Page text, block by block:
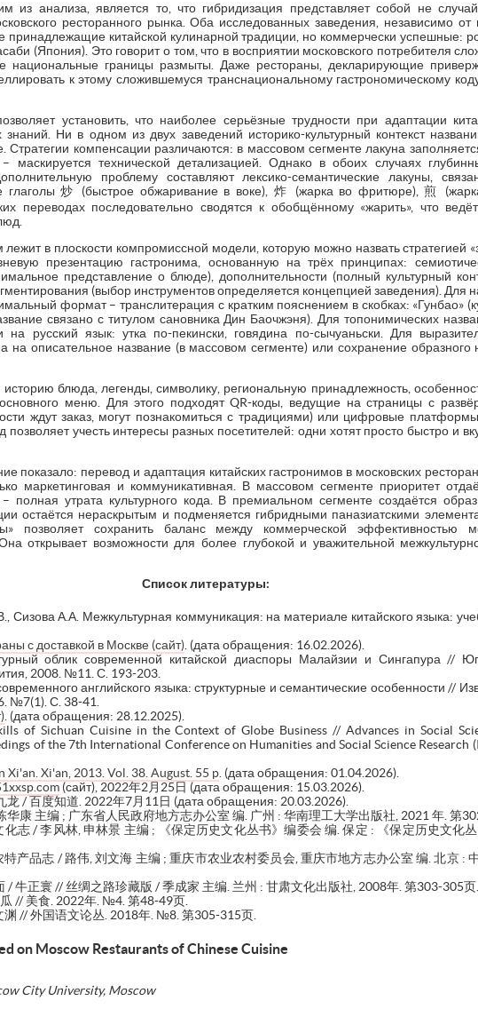
анализа, является то, что гибридизация представляет собой не
ресторанного рынка. Оба исследованных заведения, независимо от
китайской кулинарной традиции, но коммерчески успешные:
(Япония). Это говорит о том, что в восприятии московского потребителя
национальные границы размыты. Даже рестораны, декларирующие
к этому сложившемуся транснациональному гастрономическому
установить, что наиболее серьёзные трудности при адаптации
Ни в одном из двух заведений историко-культурный контекст
компенсации различаются: в массовом сегменте лакуна
маскируется технической детализацией. Однако в обоих случаях
проблему составляют лексико-семантические лакуны,
глаголы 炒 (быстрое обжаривание в воке), 炸 (жарка во фритюре), 煎
переводах последовательно сводятся к обобщённому «жарить», что
в плоскости компромиссной модели, которую можно назвать стратегией
презентацию гастронима, основанную на трёх принципах:
представление о блюде), дополнительности (полный культурный
(выбор инструментов определяется концепцией заведения). Для
формат – транслитерация с кратким пояснением в скобках: «Гунбао»
связано с титулом сановника Дин Баочжэня). Для топонимических
русский язык: утка по-пекински, говядина по-сычуаньски. Для
на описательное название (в массовом сегменте) или сохранение образного
историю блюда, легенды, символику, региональную принадлежность,
меню. Для этого подходят QR-коды, ведущие на страницы с
ждут заказ, могут познакомиться с традициями) или цифровые
учесть интересы разных посетителей: одни хотят просто быстро и
показало: перевод и адаптация китайских гастронимов в московских
маркетинговая и коммуникативная. В массовом сегменте приоритет
– полная утрата культурного кода. В премиальном сегменте создаётся
остаётся нераскрытым и подменяется гибридными паназиатскими
позволяет сохранить баланс между коммерческой эффективностью
открывает возможности для более глубокой и уважительной
Список литературы:
Сизова А.А. Межкультурная коммуникация: на материале китайского языка:
с доставкой в Москве (сайт). (дата обращения: 16.02.2026).
облик современной китайской диаспоры Малайзии и Сингапура //
2008. №11. С. 193-203.
английского языка: структурные и семантические особенности //
№7(1). С. 38-41.
. (дата обращения: 28.12.2025).
of Sichuan Cuisine in the Context of Globe Business // Advances in Social
of the 7th International Conference on Humanities and Social Science Research
Xi'an. Xi'an, 2013. Vol. 38. August. 55 p. (дата обращения: 01.04.2026).
(сайт), 2022年2月25日 (дата обращения: 15.03.2026).
/ 百度知道. 2022年7月11日 (дата обращения: 20.03.2026).
华康 主编 ; 广东省人民政府地方志办公室 编. 广州 : 华南理工大学出版社, 2021 年. 第
志 / 李风林, 申林景 主编 ; 《保定历史文化丛书》编委会 编. 保定 : 《保定历史文化
产品志 / 路伟, 刘文海 主编 ; 重庆市农业农村委员会, 重庆市地方志办公室 编. 北京 :
/ 牛正寰 // 丝绸之路珍藏版 / 季成家 主编. 兰州 : 甘肃文化出版社, 2008年. 第303-305页.
// 美食. 2022年. №4. 第48-49页.
渊 // 外国语文论丛. 2018年. №8. 第305-315页.
on Moscow Restaurants of Chinese Cuisine
City University, Moscow